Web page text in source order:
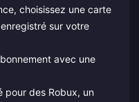
choisissez une carte
sur votre
avec une
des Robux, un